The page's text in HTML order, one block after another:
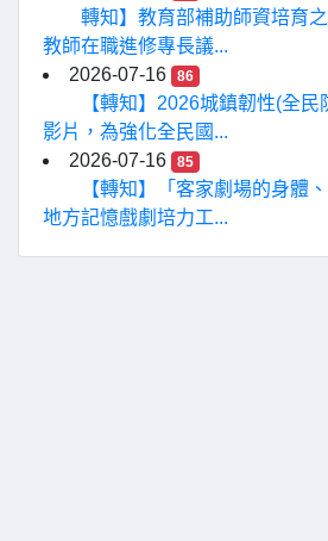
轉知】教育部補助師資培育
教師在職進修專長議...
2026-07-16
86
【轉知】2026城鎮韌性(全
影片，為強化全民國...
2026-07-16
85
【轉知】「客家劇場的身體
地方記憶戲劇培力工...